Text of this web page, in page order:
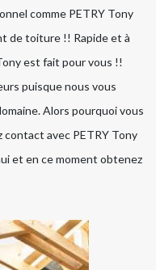
comme PETRY Tony
de toiture !! Rapide et à
est fait pour vous !!
puisque nous vous
Alors pourquoi vous
contact avec PETRY Tony
et en ce moment obtenez